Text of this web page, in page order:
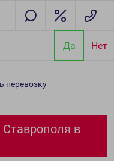
Да Нет
перевозку
Ставрополя в